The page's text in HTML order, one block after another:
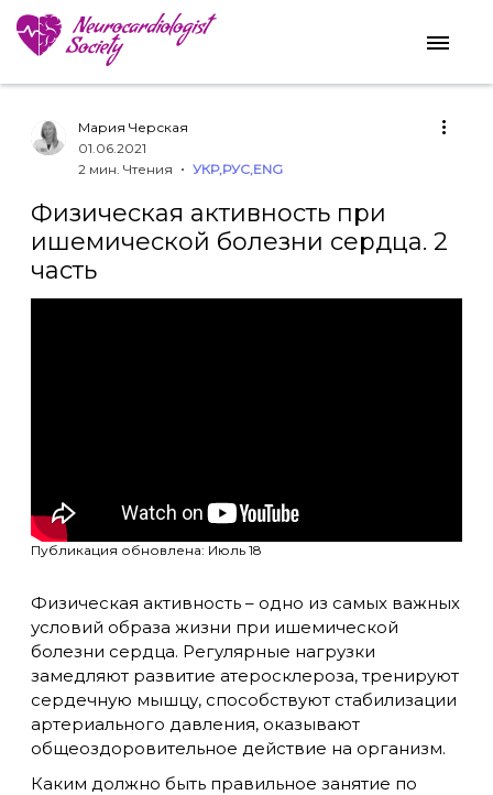
Мария Черская
01.06.2021
2 мин. Чтения
УКР,РУС,ENG
Физическая активность при
ишемической болезни сердца. 2
часть
Публикация обновлена: Июль 18
Физическая активность – одно из самых важных
условий образа жизни при ишемической
болезни сердца. Регулярные нагрузки
замедляют развитие атеросклероза, тренируют
сердечную мышцу, способствуют стабилизации
артериального давления, оказывают
общеоздоровительное действие на организм.
Каким должно быть правильное занятие по